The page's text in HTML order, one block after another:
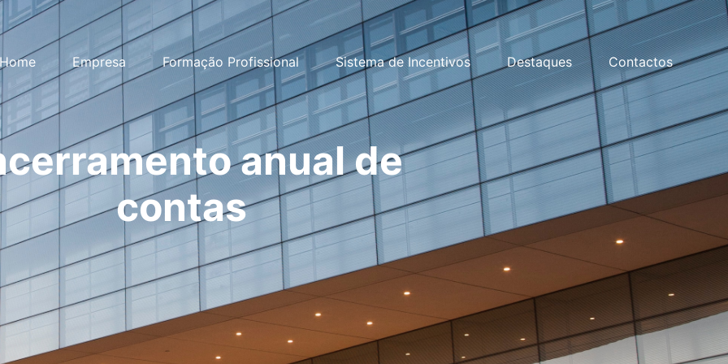
Home Empresa Formação Profissional Sistema de Incentivos Destaques Contactos
anual de
contas